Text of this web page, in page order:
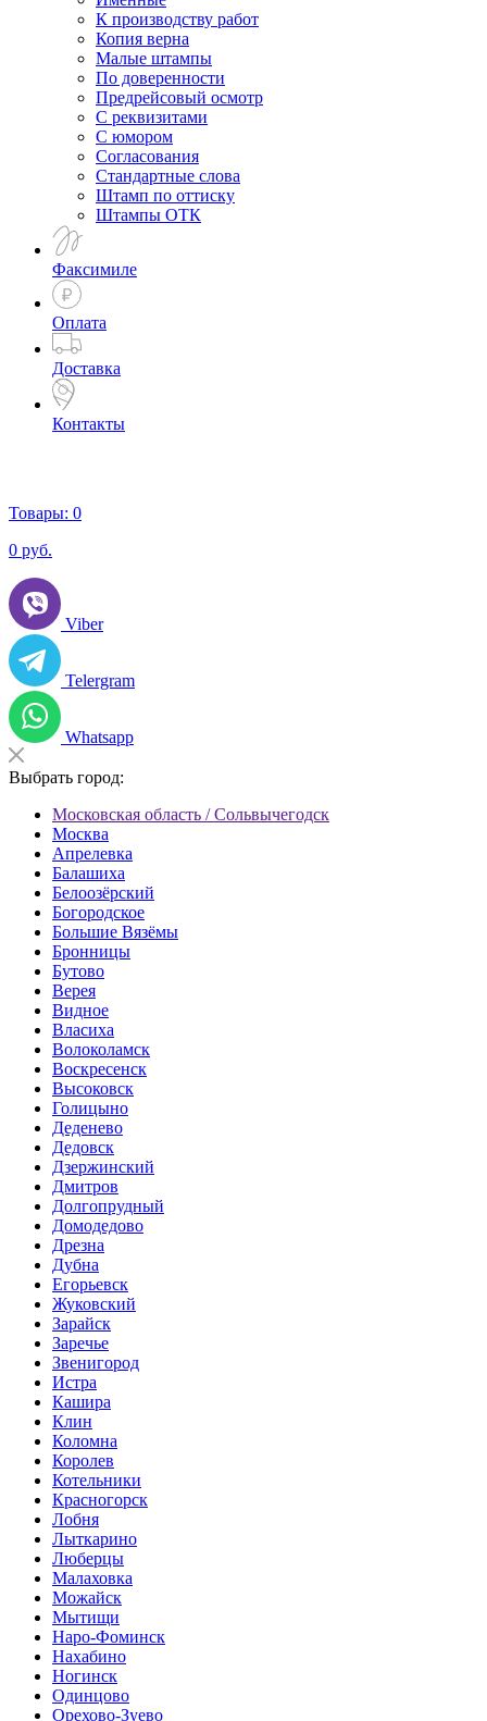
К производству работ
Копия верна
Малые штампы
По доверенности
Предрейсовый осмотр
С реквизитами
С юмором
Согласования
Стандартные слова
Штамп по оттиску
Штампы ОТК
Факсимиле
Оплата
Доставка
Контакты
Товары: 0
0 руб.
Viber
Telergram
Whatsapp
Выбрать город:
Московская область / Сольвычегодск
Москва
Апрелевка
Балашиха
Белоозёрский
Богородское
Большие Вязёмы
Бронницы
Бутово
Верея
Видное
Власиха
Волоколамск
Воскресенск
Высоковск
Голицыно
Деденево
Дедовск
Дзержинский
Дмитров
Долгопрудный
Домодедово
Дрезна
Дубна
Егорьевск
Жуковский
Зарайск
Заречье
Звенигород
Истра
Кашира
Клин
Коломна
Королев
Котельники
Красногорск
Лобня
Лыткарино
Люберцы
Малаховка
Можайск
Мытищи
Наро-Фоминск
Нахабино
Ногинск
Одинцово
Орехово-Зуево